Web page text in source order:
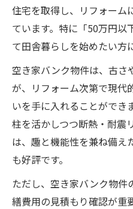
住宅を取得し、リフォーム
ています。特に「50万円以
て田舎暮らしを始めたい方
空き家バンク物件は、古さ
が、リフォーム次第で現代
いを手に入れることができ
柱を活かしつつ断熱・耐震
は、趣と機能性を兼ね備え
も好評です。
ただし、空き家バンク物
繕費用の見積もり確認が重